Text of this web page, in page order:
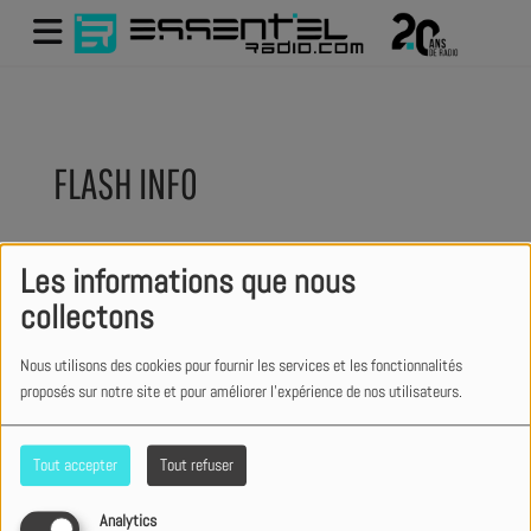
Les informations que nous
collectons
Nous utilisons des cookies pour fournir les services et les fonctionnalités
proposés sur notre site et pour améliorer l'expérience de nos utilisateurs.
Tout accepter Tout refuser
Analytics
FLASH INFO